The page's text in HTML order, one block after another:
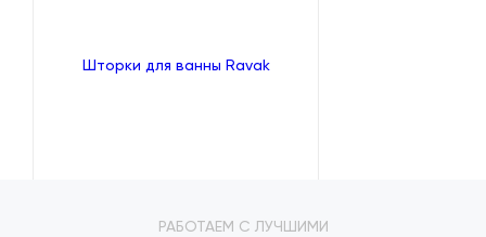
Шторки для ванны Ravak
РАБОТАЕМ С ЛУЧШИМИ